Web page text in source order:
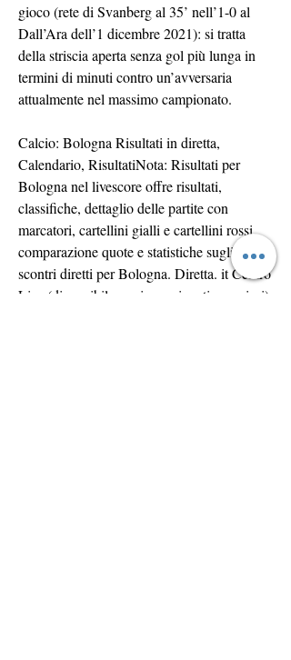
gioco (rete di Svanberg al 35’ nell’1-0 al
Dall’Ara dell’1 dicembre 2021): si tratta
della striscia aperta senza gol più lunga in
termini di minuti contro un’avversaria
attualmente nel massimo campionato.
Calcio: Bologna Risultati in diretta,
Calendario, RisultatiNota: Risultati per
Bologna nel livescore offre risultati,
classifiche, dettaglio delle partite con
marcatori, cartellini gialli e cartellini rossi,
comparazione quote e statistiche sugli
scontri diretti per Bologna. Diretta. it Centro
Live (disponibile per i campionati maggiori)